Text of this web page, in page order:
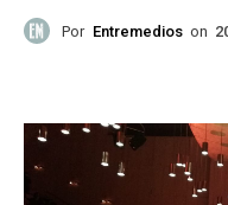
Por Entremedios on